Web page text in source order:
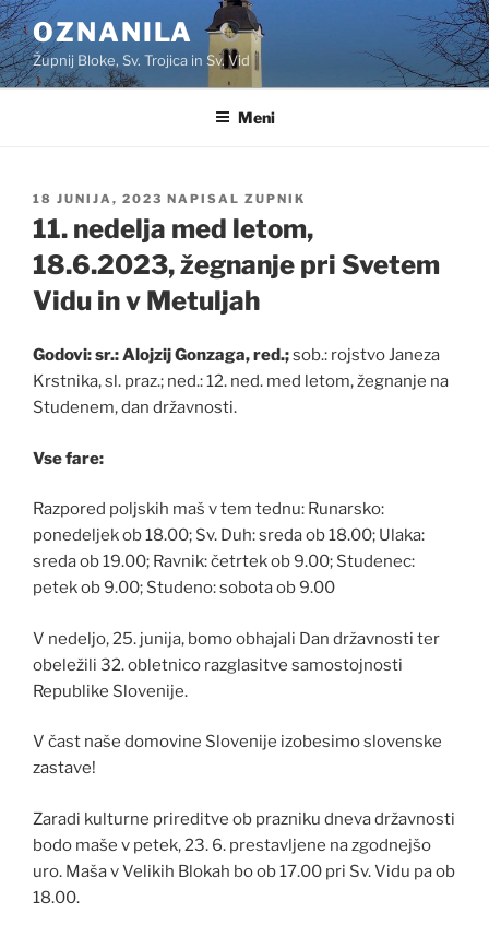
Skoči
na
vsebino
OZNANILA
Župnij Bloke, Sv. Trojica in Sv. Vid
Meni
OBJAVLJENO
DNE
18 JUNIJA, 2023 NAPISAL ZUPNIK
11. nedelja med letom,
18.6.2023, žegnanje pri Svetem
Vidu in v Metuljah
Godovi: sr.: Alojzij Gonzaga, red.;sob.: rojstvo Janeza
Krstnika, sl. praz.; ned.: 12. ned. med letom, žegnanje na
Studenem, dan državnosti.
Vse fare:
Razpored poljskih maš v tem tednu: Runarsko:
ponedeljek ob 18.00; Sv. Duh: sreda ob 18.00; Ulaka:
sreda ob 19.00; Ravnik: četrtek ob 9.00; Studenec:
petek ob 9.00; Studeno: sobota ob 9.00
V nedeljo, 25. junija, bomo obhajali Dan državnosti ter
obeležili 32. obletnico razglasitve samostojnosti
Republike Slovenije.
V čast naše domovine Slovenije izobesimo slovenske
zastave!
Zaradi kulturne prireditve ob prazniku dneva državnosti
bodo maše v petek, 23. 6. prestavljene na zgodnejšo
uro. Maša v Velikih Blokah bo ob 17.00 pri Sv. Vidu pa ob
18.00.